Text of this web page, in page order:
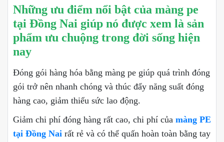
Những ưu điểm nổi bật của màng pe
tại Đồng Nai giúp nó được xem là sản
phẩm ưu chuộng trong đời sống hiện
nay
Đóng gói hàng hóa bằng màng pe giúp quá trình đóng
gói trở nên nhanh chóng và thúc đẩy năng suất đóng
hàng cao, giảm thiểu sức lao động.
Giảm chi phí đóng hàng rất cao, chi phí của màng PE
tại Đồng Nai rất rẻ và có thể quấn hoàn toàn bằng tay